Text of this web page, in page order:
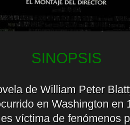
SINOPSIS
de William Peter
en Washington en
víctima de fenómenos